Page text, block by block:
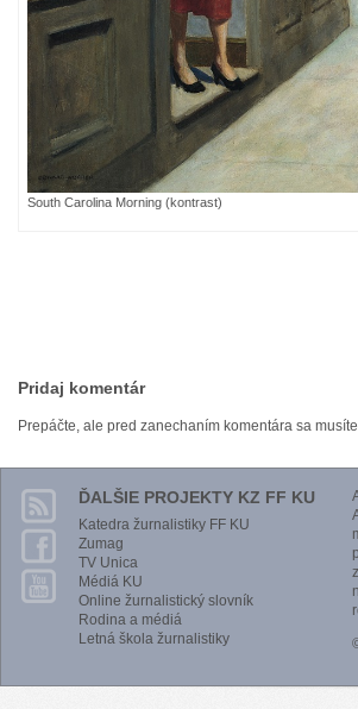
South Carolina Morning (kontrast)
Pridaj komentár
Prepáčte, ale pred zanechaním komentára sa musíte
ĎALŠIE PROJEKTY KZ FF KU
Katedra žurnalistiky FF KU
Zumag
TV Unica
Médiá KU
Online žurnalistický slovník
Rodina a médiá
Letná škola žurnalistiky